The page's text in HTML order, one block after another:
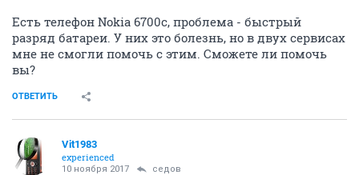
Есть телефон Nokia 6700c, проблема - быстрый
разряд батареи. У них это болезнь, но в двух сервисах
мне не смогли помочь с этим. Сможете ли помочь
вы?
ОТВЕТИТЬ
Vit1983
experienced
10 ноября 2017 седов